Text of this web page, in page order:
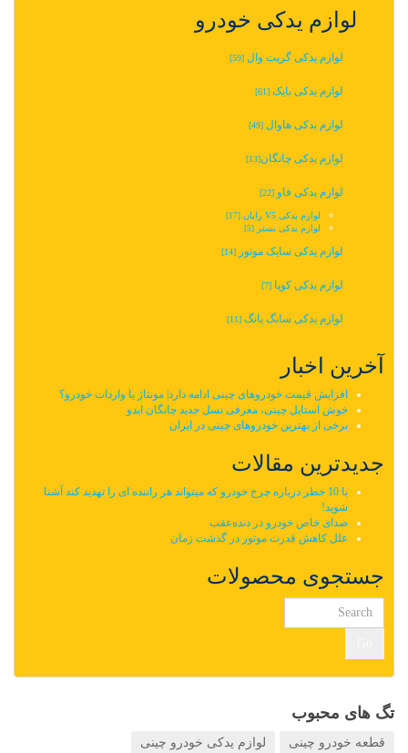
لوازم یدکی خودرو
لوازم یدکی گریت وال [59]
لوازم یدکی بایک [61]
لوازم یدکی هاوال [49]
لوازم یدکی چانگان‬‎[13]
لوازم یدکی فاو [22]
لوازم یدکی V5 رایان [17]
لوازم یدکی بستر [5]
لوازم یدکی سایک موتور [14]
لوازم یدکی کوپا [7]
لوازم یدکی سانگ یانگ [11]
آخرین اخبار
افزایش قیمت خودروهای چینی ادامه دارد| مونتاژ یا واردات خودرو؟
خوش استایل چینی، معرفی نسل جدید چانگان ایدو
برخی از بهترین خودروهای چینی در ایران
جدیدترین مقالات
با 10 خطر درباره چرخ خودرو که میتواند هر راننده ای را تهدید کند آشنا
شوید!
صدای خاص خودرو در دنده‌عقب
علل کاهش قدرت موتور در گذشت زمان
جستجوی محصولات
تگ های محبوب
قطعه خودرو چینی لوازم یدکی خودرو چینی